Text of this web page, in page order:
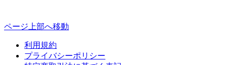
ページ上部へ移動
利用規約
プライバシーポリシー